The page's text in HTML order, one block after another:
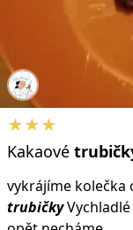
★★★
Kakaové
vykrájíme kolečka
trubičkyVychladlé